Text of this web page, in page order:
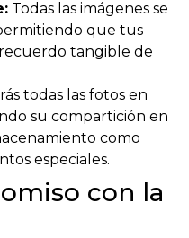
Todas las imágenes se
que tus
tangible de
todas las fotos en
su compartición en
como
especiales.
con la